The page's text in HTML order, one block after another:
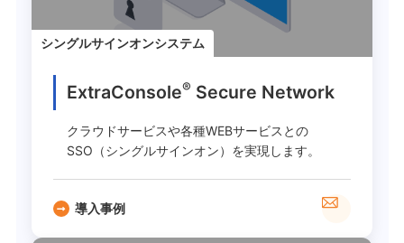
シングルサインオンシステム
ExtraConsole® Secure Network
クラウドサービスや各種WEBサービスとの
SSO（シングルサインオン）を実現します。
導入事例